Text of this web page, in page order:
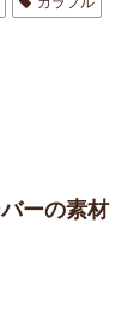
ーの素材